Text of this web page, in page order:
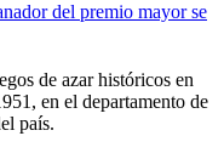
del premio mayor se
de azar históricos en
en el departamento de
país.